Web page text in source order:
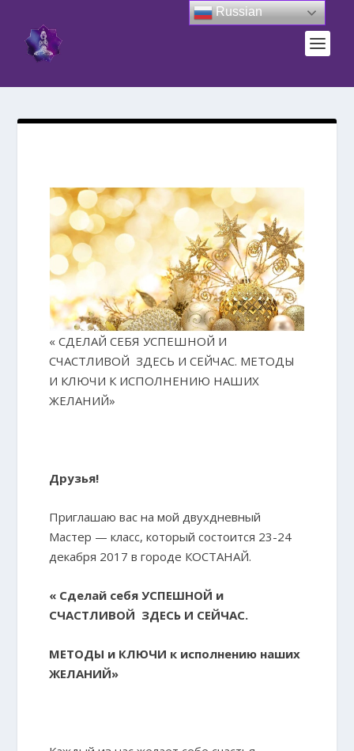
« СДЕЛАЙ СЕБЯ УСПЕШНОЙ И
СЧАСТЛИВОЙ ЗДЕСЬ И СЕЙЧАС. МЕТОДЫ
И КЛЮЧИ К ИСПОЛНЕНИЮ НАШИХ
ЖЕЛАНИЙ»
Друзья!
Приглашаю вас на мой двухдневный
Мастер — класс, который состоится 23-24
декабря 2017 в городе КОСТАНАЙ.
« Сделай себя УСПЕШНОЙ и
СЧАСТЛИВОЙ ЗДЕСЬ И СЕЙЧАС.
МЕТОДЫ и КЛЮЧИ к исполнению наших
ЖЕЛАНИЙ»
Russian